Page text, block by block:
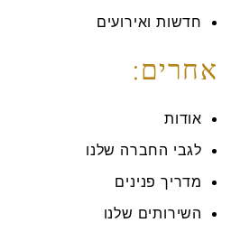
חדשות ואירועים
אחרים:
אודות
לגבי החברה שלנו
מדריך פנינים
השירותים שלנו